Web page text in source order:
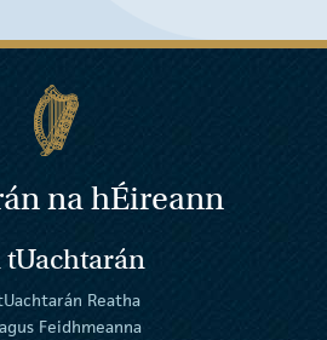
nahÉireann
tUachtarán
Reatha
Feidhmeanna